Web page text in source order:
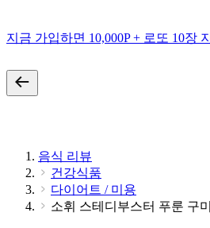
지금 가입하면 10,000P + 로또 10장
음식 리뷰
건강식품
다이어트 / 미용
소휘 스테디부스터 푸룬 구미